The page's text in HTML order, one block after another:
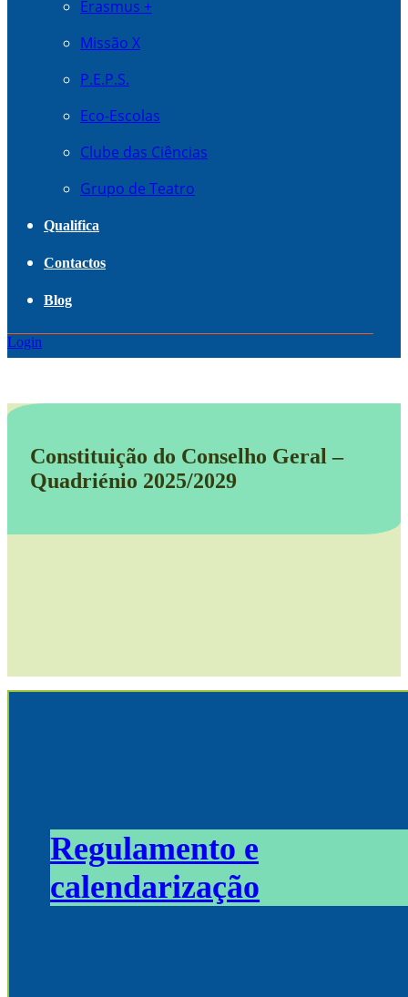
Erasmus +
Missão X
P.E.P.S.
Eco-Escolas
Clube das Ciências
Grupo de Teatro
Qualifica
Contactos
Blog
Login
Constituição do Conselho Geral –
Quadriénio 2025/2029
Regulamento e
calendarização